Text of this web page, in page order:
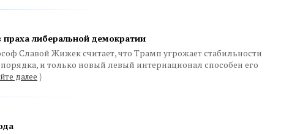
праха либеральной демократии
Славой Жижек считает, что Трамп угрожает стабильности
и только новый левый интернационал способен его
далее }